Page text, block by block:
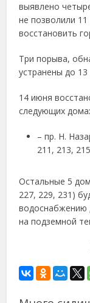
выявлено
не позволили
восстановить
Три порыва,
устранены до
14 июня
следующих
– пр. Н.
211, 213,
Остальные 5
227, 229, 231)
водоснабжению
на подземной